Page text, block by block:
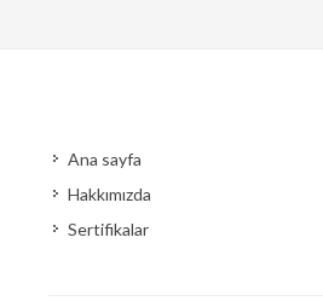
Ana sayfa
Hakkımızda
Sertifikalar